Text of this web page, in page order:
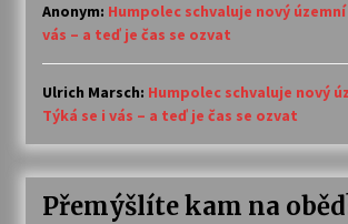
Anonym: Humpolec schvaluje nový
vás – a teď je čas se ozvat
Ulrich Marsch: Humpolec schvaluje nový
Týká se i vás – a teď je čas se ozvat
Přemýšlíte kam na